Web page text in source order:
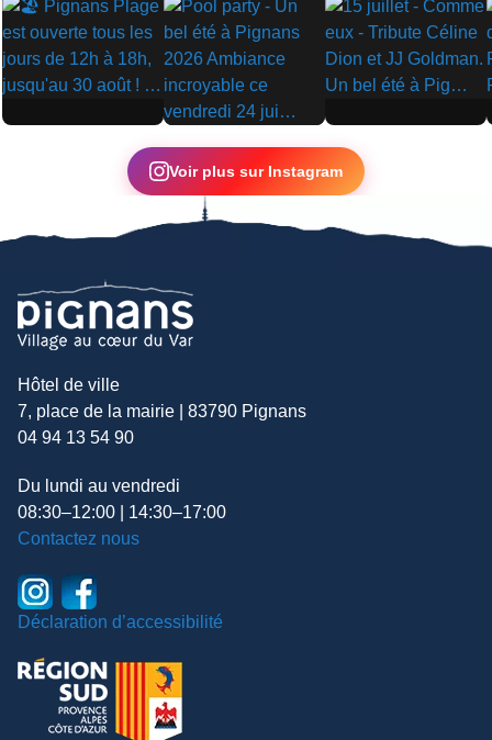
▶
▶
▶
Voir plus sur Instagram
Hôtel de ville
7, place de la mairie | 83790 Pignans
04 94 13 54 90
Du lundi au vendredi
08:30–12:00 | 14:30–17:00
Contactez nous
Déclaration d’accessibilité